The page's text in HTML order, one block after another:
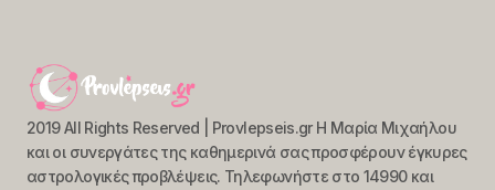
2019 All Rights Reserved | Provlepseis.gr Η Μαρία Μιχαήλου
και οι συνεργάτες της καθημερινά σας προσφέρουν έγκυρες
αστρολογικές προβλέψεις. Τηλεφωνήστε στο 14990 και